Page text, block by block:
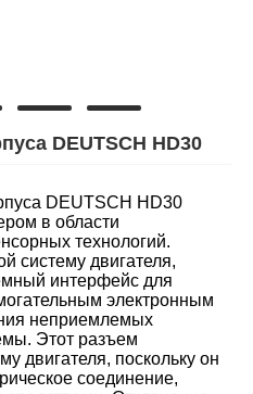
DEUTSCH HD30
DEUTSCH HD30
в области
технологий.
систему двигателя,
интерфейс для
электронным
неприемлемых
Этот разъем
двигателя, поскольку он
соединение,